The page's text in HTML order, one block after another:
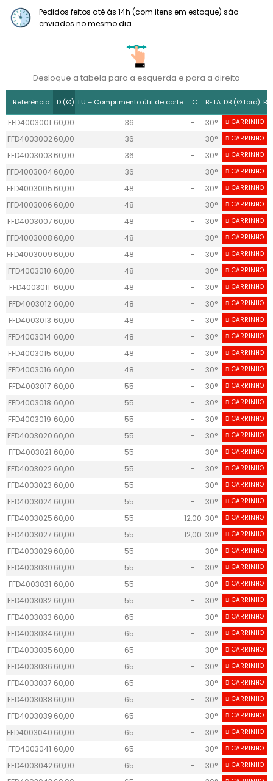
Pedidos feitos até às 14h (com itens em estoque) são
enviados no mesmo dia
Desloque a tabela para a esquerda e para a direita
Referência D (Ø) LU – Comprimento útil de corte C BETA DB (Ø foro) B
FFD4003001 60,00 36 - 30° 20
CARRINHO
FFD4003002 60,00 36 - 30° 20
CARRINHO
FFD4003003 60,00 36 - 30° 20
CARRINHO
FFD4003004 60,00 36 - 30° 20
CARRINHO
FFD4003005 60,00 48 - 30° 25
CARRINHO
FFD4003006 60,00 48 - 30° 25
CARRINHO
FFD4003007 60,00 48 - 30° 25
CARRINHO
FFD4003008 60,00 48 - 30° 25
CARRINHO
FFD4003009 60,00 48 - 30° 25
CARRINHO
FFD4003010 60,00 48 - 30° 25
CARRINHO
FFD4003011 60,00 48 - 30° 25
CARRINHO
FFD4003012 60,00 48 - 30° 25
CARRINHO
FFD4003013 60,00 48 - 30° 20
CARRINHO
FFD4003014 60,00 48 - 30° 20
CARRINHO
FFD4003015 60,00 48 - 30° 20
CARRINHO
FFD4003016 60,00 48 - 30° 20
CARRINHO
FFD4003017 60,00 55 - 30° 20
CARRINHO
FFD4003018 60,00 55 - 30° 20
CARRINHO
FFD4003019 60,00 55 - 30° 20
CARRINHO
FFD4003020 60,00 55 - 30° 20
CARRINHO
FFD4003021 60,00 55 - 30° 25
CARRINHO
FFD4003022 60,00 55 - 30° 25
CARRINHO
FFD4003023 60,00 55 - 30° 25
CARRINHO
FFD4003024 60,00 55 - 30° 25
CARRINHO
FFD4003025 60,00 55 12,00 30° 16
CARRINHO
FFD4003027 60,00 55 12,00 30° 16
CARRINHO
FFD4003029 60,00 55 - 30° 20
CARRINHO
FFD4003030 60,00 55 - 30° 20
CARRINHO
FFD4003031 60,00 55 - 30° 20
CARRINHO
FFD4003032 60,00 55 - 30° 20
CARRINHO
FFD4003033 60,00 65 - 30° 20
CARRINHO
FFD4003034 60,00 65 - 30° 20
CARRINHO
FFD4003035 60,00 65 - 30° 20
CARRINHO
FFD4003036 60,00 65 - 30° 20
CARRINHO
FFD4003037 60,00 65 - 30° 25
CARRINHO
FFD4003038 60,00 65 - 30° 25
CARRINHO
FFD4003039 60,00 65 - 30° 25
CARRINHO
FFD4003040 60,00 65 - 30° 25
CARRINHO
FFD4003041 60,00 65 - 30° 25
CARRINHO
FFD4003042 60,00 65 - 30° 25
CARRINHO